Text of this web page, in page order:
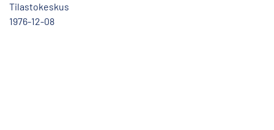
Tilastokeskus
1976-12-08